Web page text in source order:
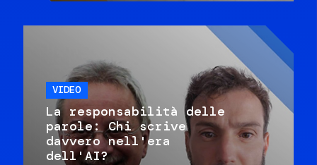
VIDEO
La responsabilità delle
parole: Chi scrive
davvero nell'era
dell'AI?